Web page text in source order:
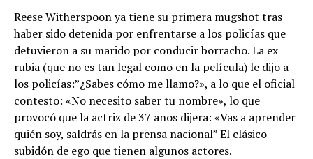
Reese Witherspoon ya tiene su primera mugshot tras
haber sido detenida por enfrentarse a los policías que
detuvieron a su marido por conducir borracho. La ex
rubia (que no es tan legal como en la película) le dijo a
los policías:”¿Sabes cómo me llamo?», a lo que el oficial
contesto: «No necesito saber tu nombre», lo que
provocó que la actriz de 37 años dijera: «Vas a aprender
quién soy, saldrás en la prensa nacional” El clásico
subidón de ego que tienen algunos actores.